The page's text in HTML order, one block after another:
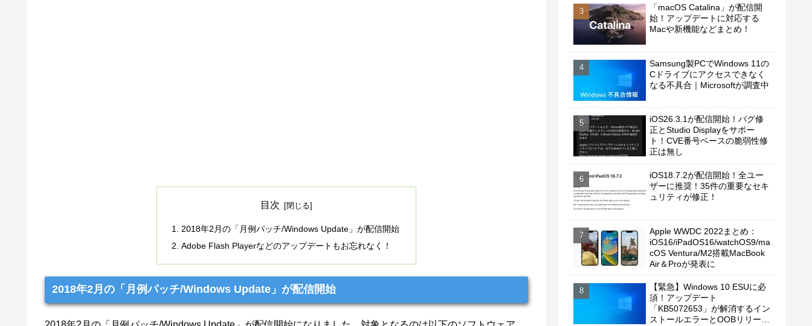
目次
2018年2月の「月例パッチ/Windows Update」が配信開始
Adobe Flash Playerなどのアップデートもお忘れなく！
2018年2月の「月例パッチ/Windows Update」が配信開始
もおすすめ！
「macOS Catalina」が配信開
始！アップデートに対応する
Macや新機能などまとめ！
Samsung製PCでWindows 11の
Cドライブにアクセスできなく
なる不具合｜Microsoftが調査中
iOS26.3.1が配信開始！バグ修
正とStudio Displayをサポー
ト！CVE番号ベースの脆弱性修
正は無し
iOS18.7.2が配信開始！全ユー
ザーに推奨！35件の重要なセキ
ュリティが修正！
Apple WWDC 2022まとめ：
iOS16/iPadOS16/watchOS9/ma
cOS Ventura/M2搭載MacBook
Air＆Proが発表に
【緊急】Windows 10 ESUに必
須！アップデート
「KB5072653」が解消するイン
ストールエラーとOOBリリース